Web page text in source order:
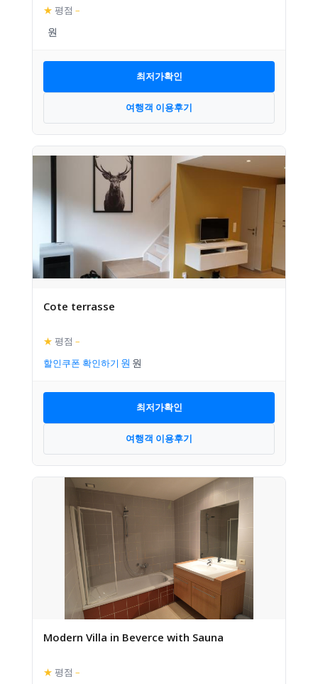
★ 평점 –
최저가확인
여행객 이용후기
Cote terrasse
★ 평점 –
할인쿠폰 확인하기
최저가확인
여행객 이용후기
Modern Villa in Beverce with Sauna
★ 평점 –